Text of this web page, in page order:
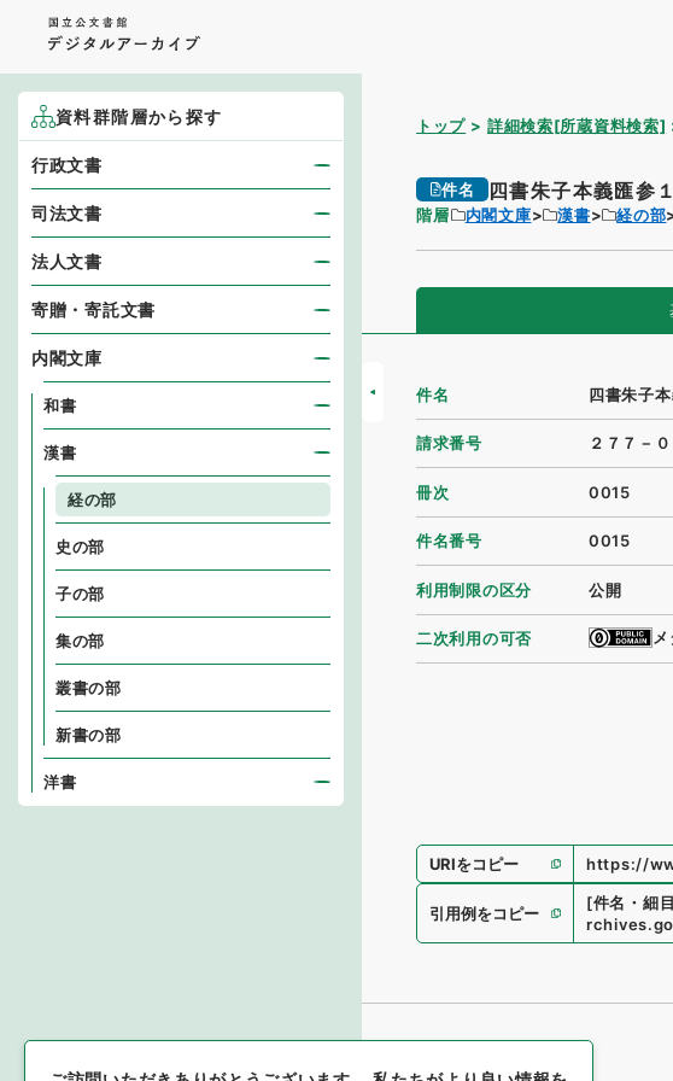
トップ 詳細検索[所蔵資料検索]
件名 四書朱子本義匯参
階層 内閣文庫 漢書 経の部
件名 四書朱子
請求番号 ２７７－
冊次 0015
件名番号 0015
利用制限の区分 公開
二次利用の可否
URIをコピー https://
引用例をコピー
[件名・細
資料群階層から探す
行政文書
司法文書
法人文書
寄贈・寄託文書
内閣文庫
和書
漢書
経の部
史の部
子の部
集の部
叢書の部
新書の部
洋書